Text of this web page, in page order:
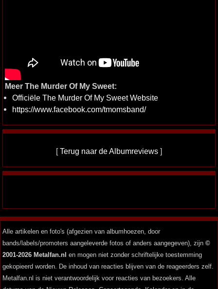
Meer The Murder Of My Sweet:
Officiële The Murder Of My Sweet Website
https://www.facebook.com/tmomsband/
[Terug naar de Albumreviews ]
Alle artikelen en foto's (afgezien van albumhoezen, door
bands/labels/promoters aangeleverde fotos of anders aangegeven), zijn ©
2001-2026 Metalfan.nl en mogen niet zonder schriftelijke toestemming
gekopieerd worden. De inhoud van reacties blijven van de reageerders zelf.
Metalfan.nl is niet verantwoordelijk voor reacties van bezoekers. Alle